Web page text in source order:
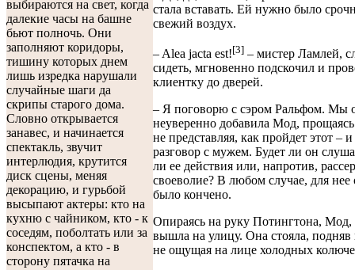
выбираются на свет, когда
далекие часы на башне
бьют полночь. Они
заполняют коридоры,
тишину которых днем
лишь изредка нарушали
случайные шаги да
скрипы старого дома.
Словно открывается
занавес, и начинается
спектакль, звучит
интерлюдия, крутится
диск сцены, меняя
декорацию, и гурьбой
высыпают актеры: кто на
кухню с чайником, кто - к
соседям, поболтать или за
конспектом, а кто - в
сторону пятачка на
стала вставать. Ей нужно было
свежий воздух.
– Alea jacta est![3] – мистер Ламлей,
сидеть, мгновенно подскочил и
клиентку до дверей.
– Я поговорю с сэром Ральфом. Мы
неуверенно добавила Мод,
не представляя, как пройдет этот –
разговор с мужем. Будет ли он
ли ее действия или, напротив,
своеволие? В любом случае, для нее
было кончено.
Опираясь на руку Потингтона, Мод,
вышла на улицу. Она стояла, подняв
не ощущая на лице холодных